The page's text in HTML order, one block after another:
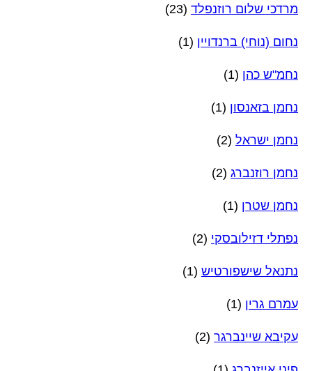
מרדכי שלום רוזנפלד (23)
נחום (נוחי) ברנדויין (1)
נחמ"ש כהן (1)
נחמן בזאנסון (1)
נחמן ישראל (2)
נחמן רוזנברג (2)
נחמן שטרן (1)
נפתלי דזילובסקי (2)
נתנאל שישפורטיש (1)
עמרם גרין (1)
עקיבא שיינברגר (2)